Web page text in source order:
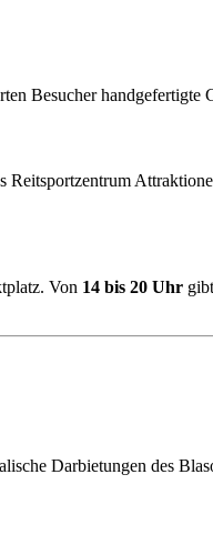
Besucher
Reitsportzentrum
Von 14 bis 20 Uhr
Darbietungen des